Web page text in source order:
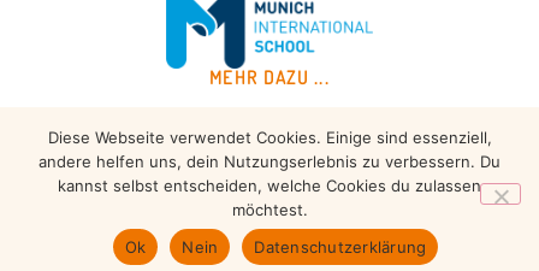
MEHR DAZU ...
Copyright © 2026 – Taekwondo Ammersee | All rights
reserved.
Diese Webseite verwendet Cookies. Einige sind essenziell,
andere helfen uns, dein Nutzungserlebnis zu verbessern. Du
kannst selbst entscheiden, welche Cookies du zulassen
möchtest.
Ok
Nein Datenschutzerklärung